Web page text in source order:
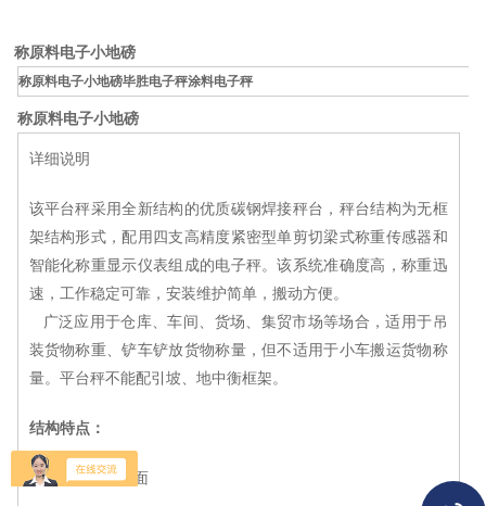
称原料电子小地磅
称原料电子小地磅毕胜电子秤涂料电子秤
称原料电子小地磅
详细说明
该平台秤采用全新结构的优质碳钢焊接秤台，秤台结构为无框
架结构形式，配用四支高精度紧密型单剪切梁式称重传感器和
智能化称重显示仪表组成的电子秤。该系统准确度高，称重迅
速，工作稳定可靠，安装维护简单，搬动方便。
广泛应用于仓库、车间、货场、集贸市场等场合，适用于吊
装货物称重、铲车铲放货物称量，但不适用于小车搬运货物称
量。平台秤不能配引坡、地中衡框架。
结构特点：
※ 花纹钢板台面